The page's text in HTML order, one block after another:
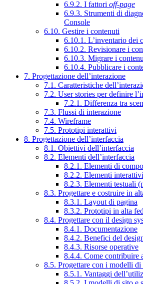
6.9.2. I fattori off-page
6.9.3. Strumenti di
Console
6.10. Gestire i contenuti
6.10.1. L’inventario dei
6.10.2. Revisionare i
6.10.3. Migrare i
6.10.4. Pubblicare i
7. Progettazione dell’interazione
7.1. Caratteristiche
7.2. User stories per definire
7.2.1. Differenza tra
7.3. Flussi di interazione
7.4. Wireframe
7.5. Prototipi interattivi
8. Progettazione dell’interfaccia
8.1. Obiettivi dell’interfaccia
8.2. Elementi dell’interfaccia
8.2.1. Elementi di
8.2.2. Elementi interattivi
8.2.3. Elementi testuali
8.3. Progettare e costruire in
8.3.1. Layout di pagina
8.3.2. Prototipi in alta
8.4. Progettare con il design
8.4.1. Documentazione
8.4.2. Benefici del
8.4.3. Risorse operative
8.4.4. Come contribuire
8.5. Progettare con i modelli di
8.5.1. Vantaggi